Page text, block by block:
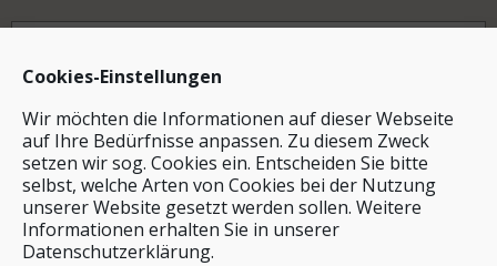
Cookies-Einstellungen
Wir möchten die Informationen auf dieser Webseite
auf Ihre Bedürfnisse anpassen. Zu diesem Zweck
setzen wir sog. Cookies ein. Entscheiden Sie bitte
selbst, welche Arten von Cookies bei der Nutzung
unserer Website gesetzt werden sollen. Weitere
Informationen erhalten Sie in unserer
Datenschutzerklärung.
Archiv
Stichwortsuche